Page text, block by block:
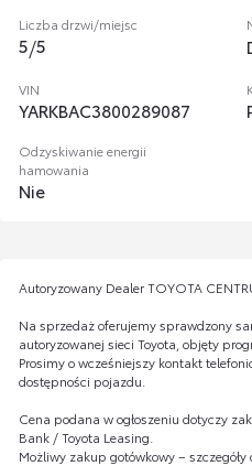
Liczba drzwi/miejsc
5/5
VIN
YARKBAC3800289087
Odzyskiwanie energii
hamowania
Nie
Autoryzowany Dealer TOYOTA
Na sprzedaż oferujemy sprawdzony
autoryzowanej sieci Toyota, objęty
Prosimy o wcześniejszy kontakt
dostępności pojazdu.
Cena podana w ogłoszeniu dotyczy
Bank / Toyota Leasing.
Możliwy zakup gotówkowy –